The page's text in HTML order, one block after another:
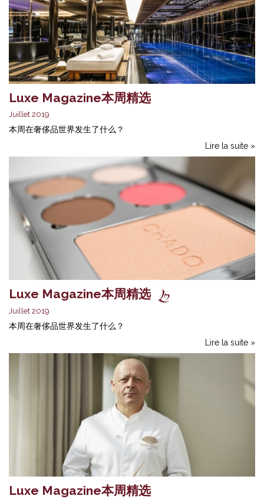
Luxe Magazine本周精选
Juillet 2019
本周在奢侈品世界发生了什么？
Lire la suite »
Luxe Magazine本周精选
Juillet 2019
本周在奢侈品世界发生了什么？
Lire la suite »
Luxe Magazine本周精选